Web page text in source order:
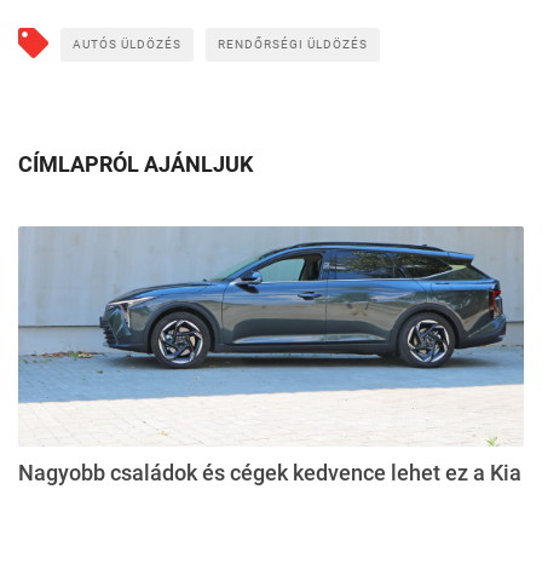
AUTÓS ÜLDÖZÉS RENDŐRSÉGI ÜLDÖZÉS
CÍMLAPRÓL AJÁNLJUK
Nagyobb családok és cégek kedvence lehet ez a Kia